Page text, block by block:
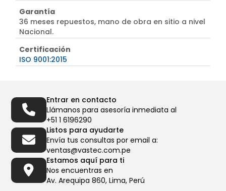
Garantía
36 meses repuestos, mano de obra en sitio a nivel
Nacional.
Certificación
ISO 9001:2015
Entrar en contacto
Llámanos para asesoría inmediata al
+51 1 6196290
Listos para ayudarte
Envía tus consultas por email a:
ventas@vastec.com.pe
Estamos aquí para ti
Nos encuentras en
Av. Arequipa 860, Lima, Perú